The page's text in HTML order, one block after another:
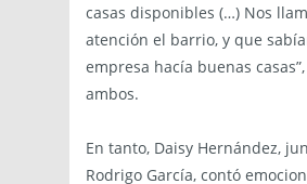
casas disponibles (…) Nos
atención el barrio, y que
empresa hacía buenas
ambos.
En tanto, Daisy Hernández,
Rodrigo García, contó